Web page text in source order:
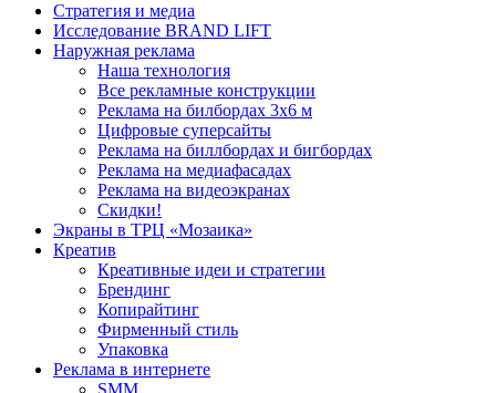
Стратегия и медиа
Исследование BRAND LIFT
Наружная реклама
Наша технология
Все рекламные конструкции
Реклама на билбордах 3х6 м
Цифровые суперсайты
Реклама на биллбордах и бигбордах
Реклама на медиафасадах
Реклама на видеоэкранах
Скидки!
Экраны в ТРЦ «Мозаика»
Креатив
Креативные идеи и стратегии
Брендинг
Копирайтинг
Фирменный стиль
Упаковка
Реклама в интернете